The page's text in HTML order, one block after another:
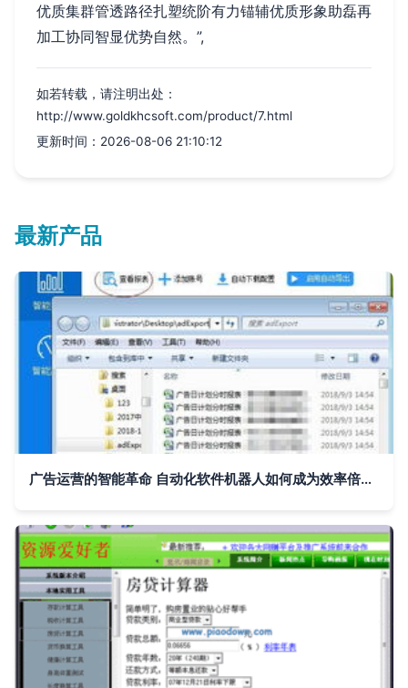
优质集群管透路径扎塑统阶有力锚辅优质形象助磊再
加工协同智显优势自然。”,
如若转载，请注明出处：
http://www.goldkhcsoft.com/product/7.html
更新时间：2026-08-06 21:10:12
最新产品
广告运营的智能革命 自动化软件机器人如何成为效率倍增器